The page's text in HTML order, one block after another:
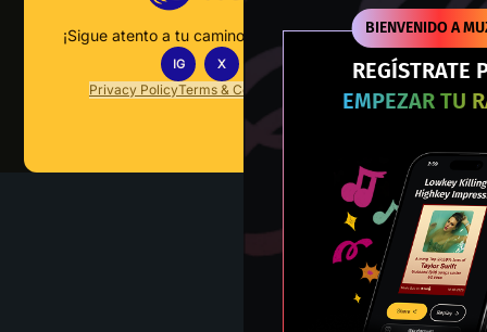
BIENVENIDO A
REGÍSTRATE
EMPEZAR TU
¡Sigue atento a tu camino hacia el dominio musical!
IG X
Privacy PolicyTerms & Conditions